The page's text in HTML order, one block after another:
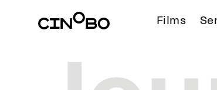
Films